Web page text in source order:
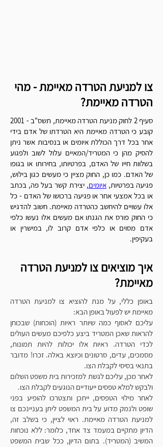
צו למניעת הטרדה מאיימת - מהי
הטרדה מאיימת?
סעיף 2 לחוק מניעת הטרדה מאיימת, תשס"ב - 2001
קובע כי הטרדה מאיימת היא הטרדתו של אדם בידי
אחר בכל דרך הכוללת איומים או בנסיבות אשר ניתן
להסיק מהן כי המטריד/המאיים עלול לשוב ולפגוע
בשלוות חייו של האדם, בפרטיותו, בחירותו או בגופו
של האדם. כמו כן, החוק מציין כי מעשים כגון בילוש,
פגיעה בפרטיות,איומים, יצירת קשר בעל פה, בכתב
או בכל אמצעי אחר או פגיעה ברכושו של האדם - כל
אלו עשויים להיחשב כהטרדה מאיימת. חשוב להדגיש
כי החוק פורס את הגנתו אם מעשים אלו נעשו כלפי
אדם מסוים או כלפי אדם קרוב לו, במישרין או
בעקיפין.
איך מוציאים צו למניעת הטרדה
מאיימת?
באופן כללי, על מנת להוציא צו למניעת הטרדה
מאיימת יש לפעול באופן הבא:
עליכם לאסוף כמה שיותר ראיות (הוכחות) שבכוחן
להראות שאכן המטריד ביצע כלפיכם מעשים העולים
לכדי הטרדה. ראיות אלו יכולות להיות תמונות,
מסמכים, עדים, סרטונים וכיוצא באלה. זכרו! מדובר
בתנאי בסיסי לקבלת הצו.
לאחר מכן, עליכם לגשת למזכירות בית משפט השלום
ולבקש למלא טפסים ייעודיים הנוגעים לקבלת הצו.
לאחר מילוי הטפסים, ייתכן ותצטרכו להופיע בפני
שופט ולנמק מדוע על בית המשפט ליתן בעניינכם צו
למניעת הטרדה מאיימת. ראוי לציין, כי בשלב זה,
הדיון מתקיים במעמד צד אחד, כלומר: ללא נוכחות
המשיב (המטריד). בתום הדיון, ככל שבית המשפט